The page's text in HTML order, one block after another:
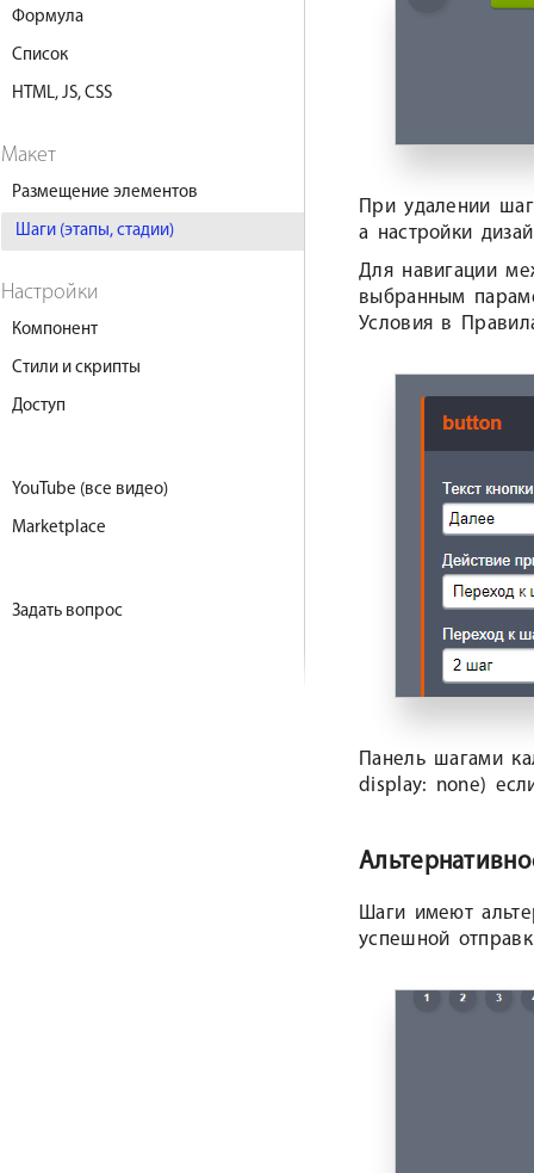
Формула
Список
HTML, JS, CSS
Макет
Размещение элементов
Шаги (этапы, стадии)
Настройки
Компонент
Стили и скрипты
Доступ
YouTube (все видео)
Marketplace
Задать вопрос
При удалении
а настройки
Для навигации
выбранным
Условия в
Панель шагами
display: none)
Шаги имеют
успешной